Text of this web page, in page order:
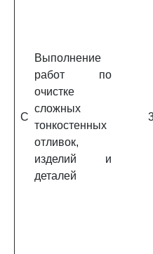
C
Выполнение
работ по
очистке
сложных
тонкостенных
отливок,
изделий и
деталей